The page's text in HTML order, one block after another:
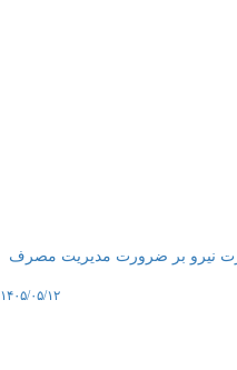
نیرو بر ضرورت مدیریت مصرف
۱۴۰۵/۰۵/۱۲